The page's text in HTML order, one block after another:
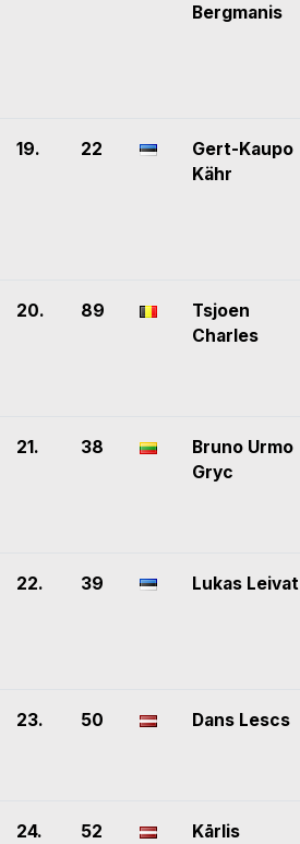
Bergmanis
19. 22
Gert-Kaupo
Kähr
20. 89
Tsjoen
Charles
21. 38
Bruno Urmo
Gryc
22. 39 Lukas Leivat
23. 50 Dans Lescs
24. 52
Kārlis